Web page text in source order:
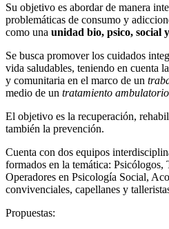
Su objetivo es abordar de manera
problemáticas de consumo y
como una unidad bio, psico, social
Se busca promover los cuidados
vida saludables, teniendo en cuenta
y comunitaria en el marco de un
medio de un tratamiento
El objetivo es la recuperación,
también la prevención.
Cuenta con dos equipos
formados en la temática: Psicólogos,
Operadores en Psicología Social,
convivenciales, capellanes y
Propuestas: